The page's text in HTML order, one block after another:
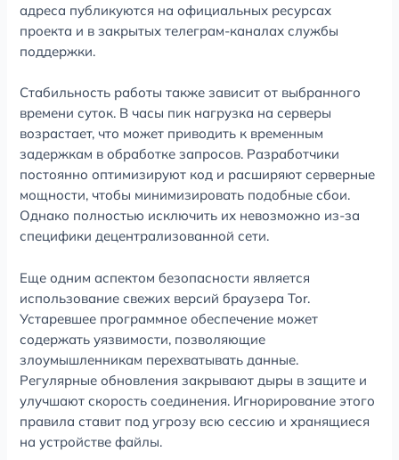
адреса публикуются на официальных ресурсах
проекта и в закрытых телеграм-каналах службы
поддержки.
Стабильность работы также зависит от выбранного
времени суток. В часы пик нагрузка на серверы
возрастает, что может приводить к временным
задержкам в обработке запросов. Разработчики
постоянно оптимизируют код и расширяют серверные
мощности, чтобы минимизировать подобные сбои.
Однако полностью исключить их невозможно из-за
специфики децентрализованной сети.
Еще одним аспектом безопасности является
использование свежих версий браузера Tor.
Устаревшее программное обеспечение может
содержать уязвимости, позволяющие
злоумышленникам перехватывать данные.
Регулярные обновления закрывают дыры в защите и
улучшают скорость соединения. Игнорирование этого
правила ставит под угрозу всю сессию и хранящиеся
на устройстве файлы.